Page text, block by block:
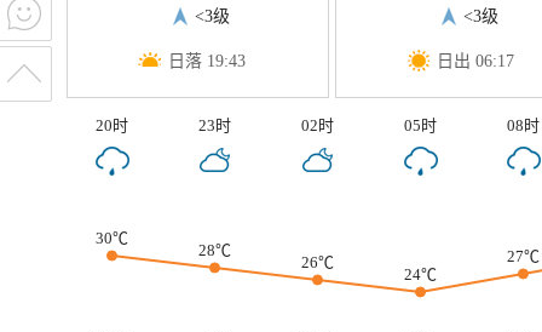
<3级
日落 19:43
<3级
日出 06:17
20时 23时 02时 05时 08时
30℃
28℃
26℃
24℃
27℃